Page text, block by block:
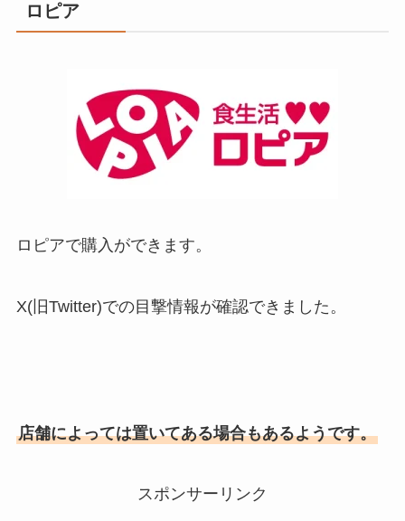
ロピア
ロピアで購入ができます。
X(旧Twitter)での目撃情報が確認できました。
店舗によっては置いてある場合もあるようです。
スポンサーリンク